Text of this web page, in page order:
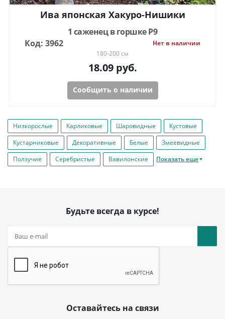
Ива японская Хакуро-Нишики
1 саженец в горшке Р9
Код: 3962
Нет в наличии
180-200 см
18.09руб.
Сообщить о наличии
Низкорослые Карликовые Шаровидные
Кустовые
Кустарниковые
Декоративные Белые
Змеевидные
Ползучие
Серебристые Вавилонские Показать еще
Будьте всегда в курсе!
Оставайтесь на связи